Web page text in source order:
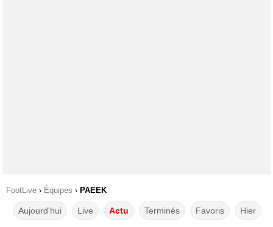
FootLive › Équipes › PAEEK
Aujourd'hui Live Actu Terminés Favoris Hier